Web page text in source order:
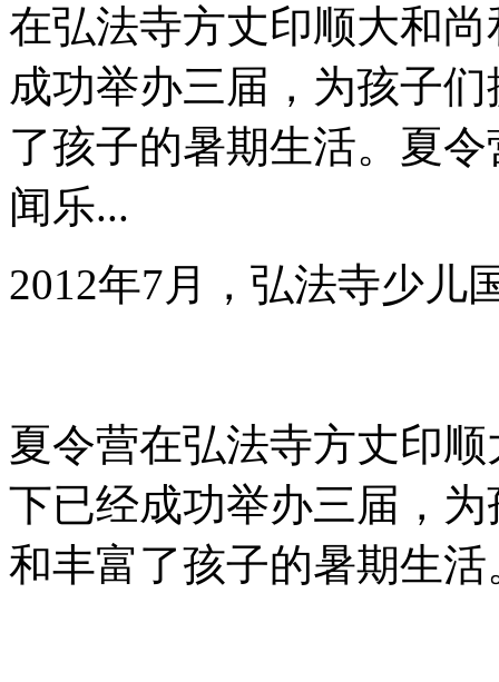
在弘法寺方丈印顺大和
成功举办三届，为孩子
了孩子的暑期生活。夏
闻乐...
2012年7月，弘法寺少儿
夏令营在弘法寺方丈印
下已经成功举办三届，
和丰富了孩子的暑期生活